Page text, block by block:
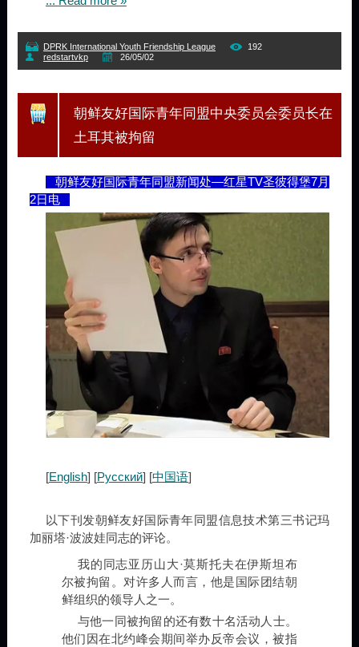
DPRK International Youth Friendship League
192
redstartvkp
26/05/02
朝鲜友好国际青年同盟中央委员会委员长在
土耳其被拘留
朝鲜友好国际青年同盟新闻处—红星TV圣彼得堡7月
2日电
[English] [Русский] [中国语]
以下刊发朝鲜友好国际青年同盟信息技术第三书记玛
加丽塔·波波娃同志的评论。
我的同志亚历山大·莫斯托夫在伊斯坦布
尔被拘留。对许多人而言，他是国际团结朝
鲜组织的领导人之一。
与他一同被拘留的还有数十名活动人士。
他们因在北约峰会期间举办反帝会议，被指